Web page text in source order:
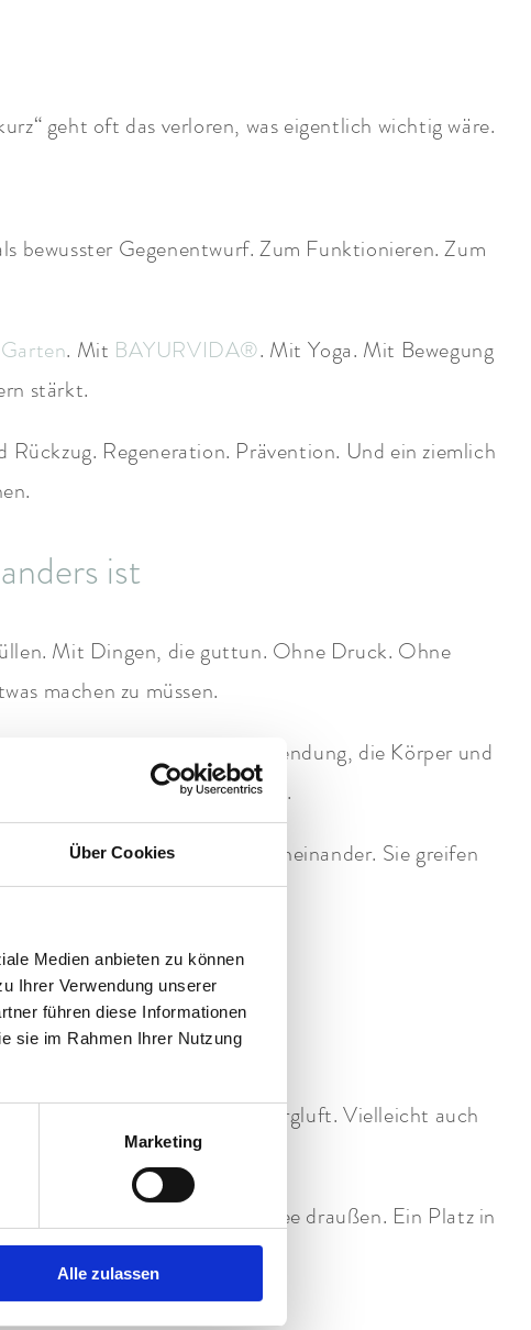
Über Cookies
Medien anbieten zu können
Ihrer Verwendung unserer
führen diese Informationen
sie im Rahmen Ihrer Nutzung
Marketing
Alle zulassen
geht oft das verloren, was eigentlich wichtig wäre.
bewusster Gegenentwurf. Zum Funktionieren. Zum
. Mit BAYURVIDA®. Mit Yoga. Mit Bewegung
stärkt.
Regeneration. Prävention. Und ein ziemlich
ist
Mit Dingen, die guttun. Ohne Druck. Ohne
machen zu müssen.
Wärme im Spa. Eine Anwendung, die Körper und
und ayurvedisch inspiriert ist.
stehen bei uns nicht nebeneinander. Sie greifen
Wellness-Erlebnis.
Vielleicht liegt es an der Bergluft. Vielleicht auch
sollten noch“. Nur ein Kaffee draußen. Ein Platz in
plötzlich wieder Ihnen gehört.